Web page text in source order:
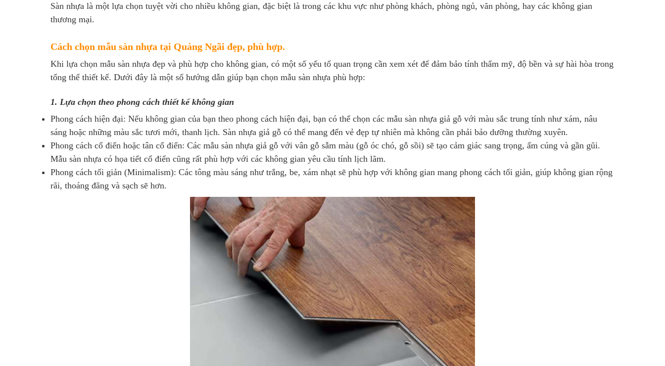
Sàn nhựa là một lựa chọn tuyệt vời cho nhiều không gian, đặc biệt là trong các khu vực như phòng khách, phòng ngủ, văn phòng, hay các không gian
thương mại.
Cách chọn mẫu sàn nhựa tại Quảng Ngãi đẹp, phù hợp.
Khi lựa chọn mẫu sàn nhựa đẹp và phù hợp cho không gian, có một số yếu tố quan trọng cần xem xét để đảm bảo tính thẩm mỹ, độ bền và sự hài hòa trong
tổng thể thiết kế. Dưới đây là một số hướng dẫn giúp bạn chọn mẫu sàn nhựa phù hợp:
1. Lựa chọn theo phong cách thiết kế không gian
Phong cách hiện đại: Nếu không gian của bạn theo phong cách hiện đại, bạn có thể chọn các mẫu sàn nhựa giả gỗ với màu sắc trung tính như xám, nâu
sáng hoặc những màu sắc tươi mới, thanh lịch. Sàn nhựa giả gỗ có thể mang đến vẻ đẹp tự nhiên mà không cần phải bảo dưỡng thường xuyên.
Phong cách cổ điển hoặc tân cổ điển: Các mẫu sàn nhựa giả gỗ với vân gỗ sẫm màu (gỗ óc chó, gỗ sồi) sẽ tạo cảm giác sang trọng, ấm cúng và gần gũi.
Mẫu sàn nhựa có họa tiết cổ điển cũng rất phù hợp với các không gian yêu cầu tính lịch lãm.
Phong cách tối giản (Minimalism): Các tông màu sáng như trắng, be, xám nhạt sẽ phù hợp với không gian mang phong cách tối giản, giúp không gian rộng
rãi, thoáng đãng và sạch sẽ hơn.